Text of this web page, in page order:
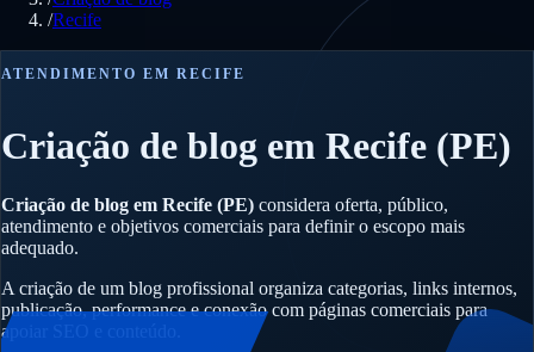
/Recife
ATENDIMENTO EM RECIFE
Criação de blog em Recife (PE)
Criação de blog em Recife (PE) considera oferta, público,
atendimento e objetivos comerciais para definir o escopo mais
adequado.
A criação de um blog profissional organiza categorias, links internos,
publicação, performance e conexão com páginas comerciais para
apoiar SEO e conteúdo.